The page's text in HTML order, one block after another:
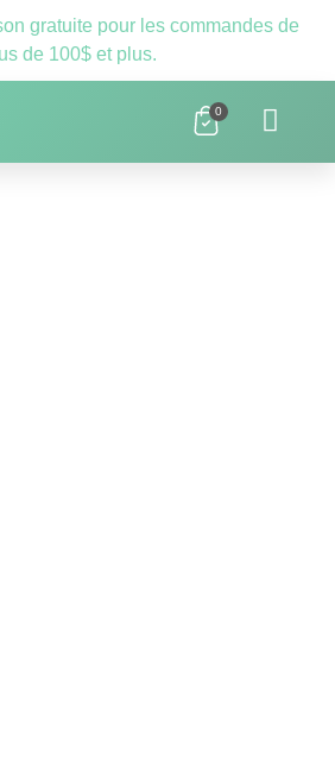
gratuite pour les commandes de
de 100$ et plus.
0